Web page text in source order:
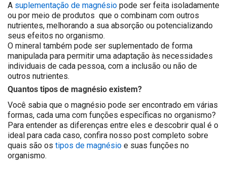
A suplementação de magnésio pode ser feita isoladamente
ou por meio de produtos que o combinam com outros
nutrientes, melhorando a sua absorção ou potencializando
seus efeitos no organismo.
O mineral também pode ser suplementado de forma
manipulada para permitir uma adaptação às necessidades
individuais de cada pessoa, com a inclusão ou não de
outros nutrientes.
Quantos tipos de magnésio existem?
Você sabia que o magnésio pode ser encontrado em várias
formas, cada uma com funções específicas no organismo?
Para entender as diferenças entre eles e descobrir qual é o
ideal para cada caso, confira nosso post completo sobre
quais são os tipos de magnésio e suas funções no
organismo.